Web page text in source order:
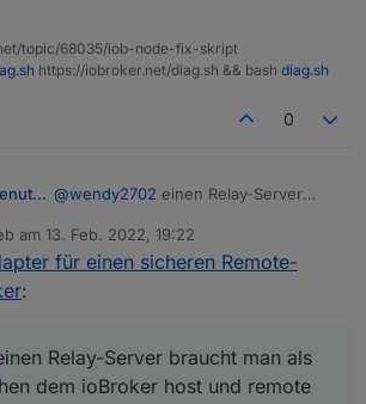
topic/68035/iob-node-fix-skript
https://iobroker.net/diag.sh && bash diag.sh
0
Ein ehemaliger Benutzer @wendy2702 einen Relay-Server
dem ioBroker host und remote
Geräten. Der ioBroker ist
den ioBroker zugreifen möchte, dann
bräuchte man einen gateway, der
sowohl für den ioBroker als auch für
am 13. Feb. 2022, 19:22
editiert von
für einen sicheren Remote-
:
Relay-Server braucht man als
dem ioBroker host und remote